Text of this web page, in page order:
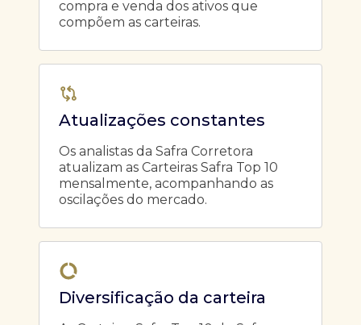
compra e venda dos ativos que
compõem as carteiras.
Atualizações constantes
Os analistas da Safra Corretora
atualizam as Carteiras Safra Top 10
mensalmente, acompanhando as
oscilações do mercado.
Diversificação da carteira